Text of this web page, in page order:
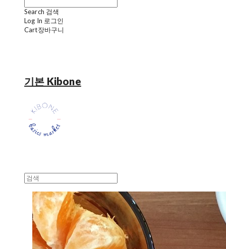
Search 검색
Log In 로그인
Cart장바구니
기본 Kibone